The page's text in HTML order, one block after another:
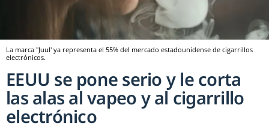
La marca ''Juul' ya representa el 55% del mercado estadounidense de cigarrillos
electrónicos.
EEUU se pone serio y le corta
las alas al vapeo y al cigarrillo
electrónico